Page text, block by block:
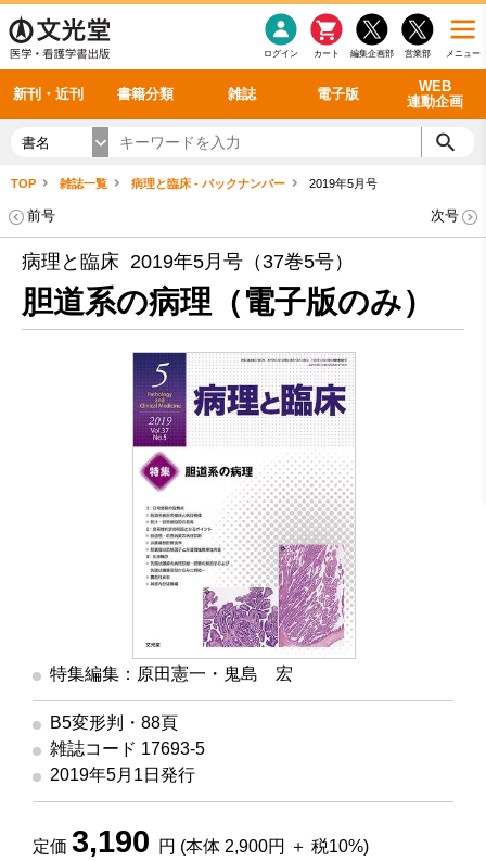
メニュー
営業部
編集企画部
カート
ログイン
新刊・近刊 書籍分類 雑誌 電子版
WEB
連動企画
感染症 老年医学
看護・介護
呼吸器
循環器
シリーズ一覧
雑誌投稿規定
理学療法
雑誌案内・年間購読 最新号 バックナンバー
電子書籍
電子雑誌
書籍「データに基づく臨床動作分析」WEB動画
書籍「眼手術学」WEB動画
書籍「神経症候学 II 改訂第二版」 WEB動画
新刊一覧
今後の発行予定
書名
TOP 雑誌一覧 病理と臨床 - バックナンバー 2019年5月号
前号 次号
病理と臨床 2019年5月号（37巻5号）
胆道系の病理（電子版のみ）
特集編集：原田憲一・鬼島 宏
B5変形判・88頁
雑誌コード 17693-5
2019年5月1日発行
定価 3,190 円 (本体 2,900円 ＋ 税10%)